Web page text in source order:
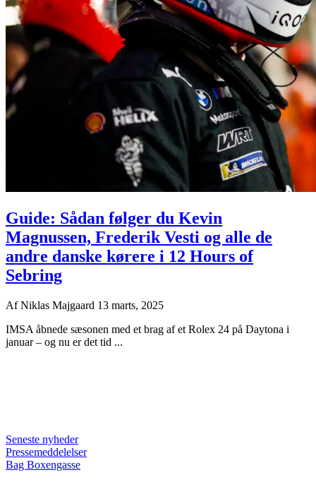
Guide: Sådan følger du Kevin
Magnussen, Frederik Vesti og alle de
andre danske kørere i 12 Hours of
Sebring
AfNiklas Majgaard 13 marts, 2025
IMSA åbnede sæsonen med et brag af et Rolex 24 på Daytona i
januar – og nu er det tid ...
Seneste nyheder
Pressemeddelelser
Bag Boxengasse